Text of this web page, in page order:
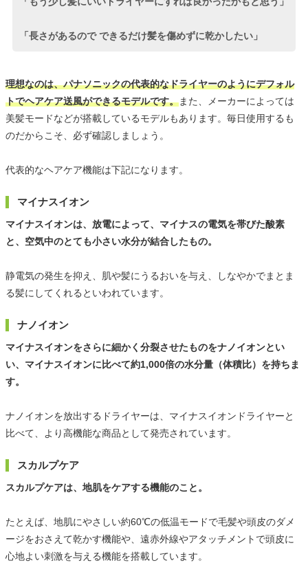
「長さがあるので できるだけ髪を傷めずに乾かしたい」
理想なのは、パナソニックの代表的なドライヤーのようにデフォル
トでヘアケア送風ができるモデルです。また、メーカーによっては
美髪モードなどが搭載しているモデルもあります。毎日使用するも
のだからこそ、必ず確認しましょう。
代表的なヘアケア機能は下記になります。
マイナスイオン
マイナスイオンは、放電によって、マイナスの電気を帯びた酸素
と、空気中のとても小さい水分が結合したもの。
静電気の発生を抑え、肌や髪にうるおいを与え、しなやかでまとま
る髪にしてくれるといわれています。
ナノイオン
マイナスイオンをさらに細かく分裂させたものをナノイオンとい
い、マイナスイオンに比べて約1,000倍の水分量（体積比）を持ちま
す。
ナノイオンを放出するドライヤーは、マイナスイオンドライヤーと
比べて、より高機能な商品として発売されています。
スカルプケア
スカルプケアは、地肌をケアする機能のこと。
たとえば、地肌にやさしい約60℃の低温モードで毛髪や頭皮のダメ
ージをおさえて乾かす機能や、遠赤外線やアタッチメントで頭皮に
心地よい刺激を与える機能を搭載しています。